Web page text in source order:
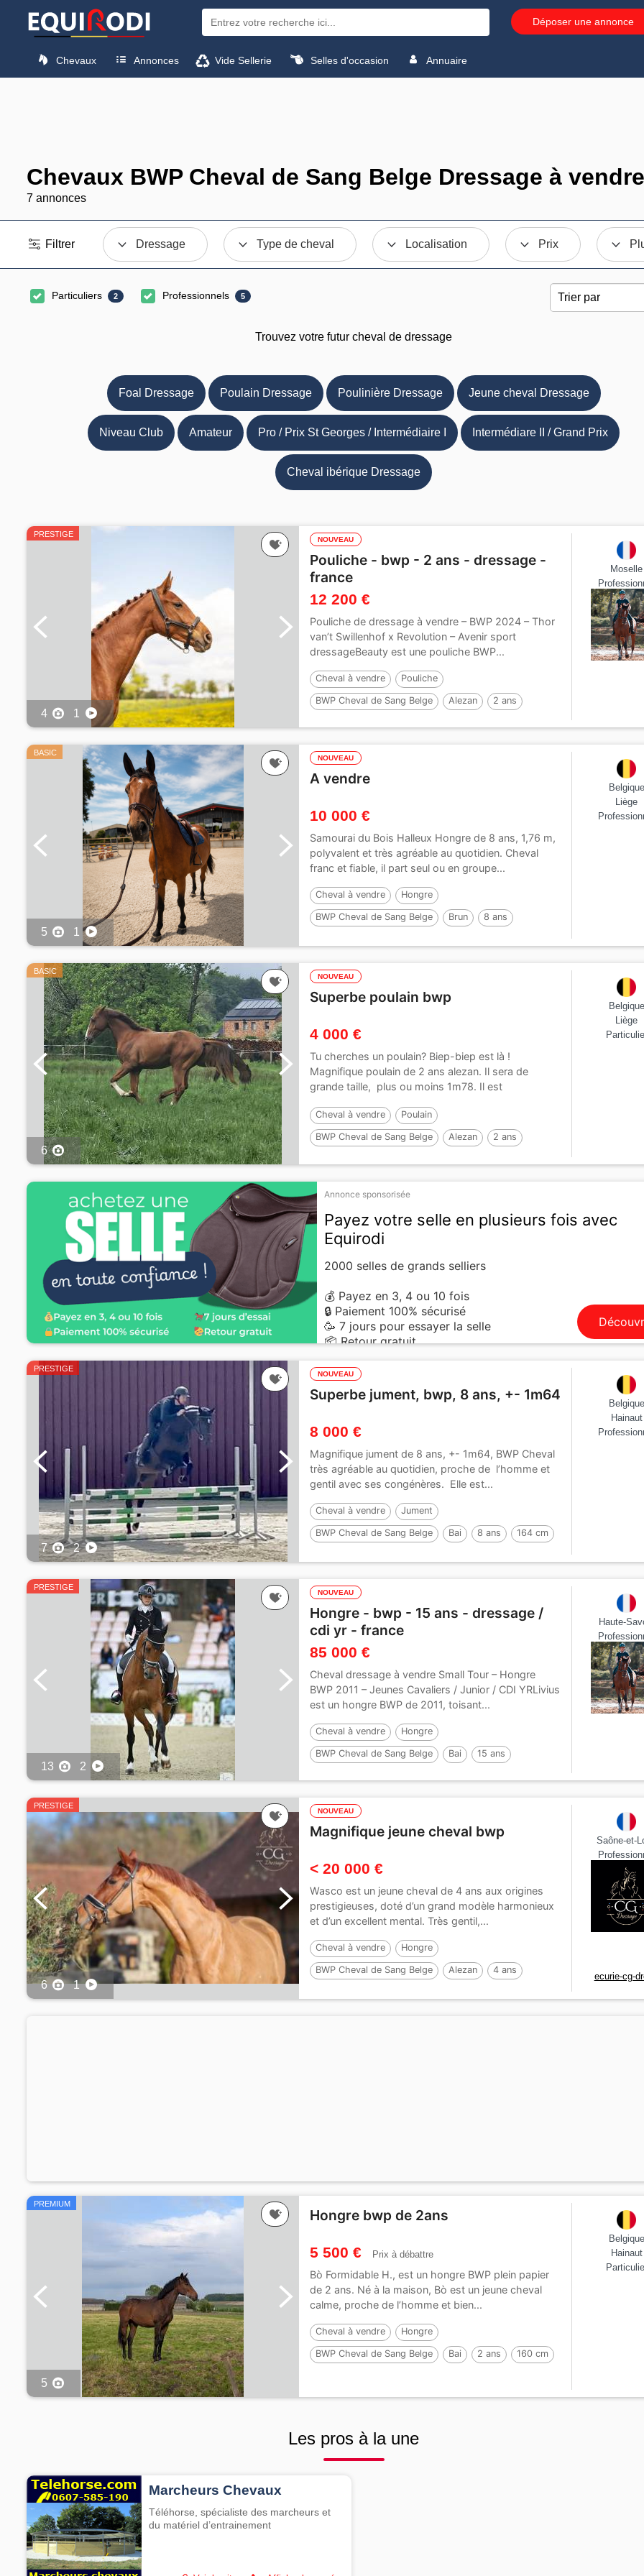
Déposer une annonce
Chevaux Annonces Vide Sellerie Selles d'occasion Annuaire
Chevaux BWP Cheval de Sang Belge Dressage à vendre
7 annonces
Filtrer Dressage Type de cheval Localisation Prix
Particuliers 2 Professionnels 5
Trouvez votre futur cheval de dressage
Foal Dressage Poulain Dressage Poulinière Dressage Jeune cheval Dressage
Niveau Club Amateur Pro / Prix St Georges / Intermédiaire I Intermédiare II / Grand Prix
Cheval ibérique Dressage
PRESTIGE
4 1
NOUVEAU
Pouliche - bwp - 2 ans - dressage -
france
12 200 €
Pouliche de dressage à vendre – BWP 2024 – Thor
van’t Swillenhof x Revolution – Avenir sport
dressage ​ Beauty est une pouliche BWP...
Cheval à vendre Pouliche
BWP Cheval de Sang Belge Alezan 2 ans
Moselle
BASIC
5 1
NOUVEAU
A vendre
10 000 €
Samourai du Bois Halleux Hongre de 8 ans, 1,76 m,
polyvalent et très agréable au quotidien. Cheval
franc et fiable, il part seul ou en groupe...
Cheval à vendre Hongre
BWP Cheval de Sang Belge Brun 8 ans
Belgique
Liège
BASIC
6
NOUVEAU
Superbe poulain bwp
4 000 €
Tu cherches un poulain? Biep-biep est là !
Magnifique poulain de 2 ans alezan. Il sera de
grande taille, plus ou moins 1m78. Il est
Cheval à vendre Poulain
BWP Cheval de Sang Belge Alezan 2 ans
Belgique
Liège
Annonce sponsorisée
Payez votre selle en plusieurs fois avec
Equirodi
2000 selles de grands selliers
💰 Payez en 3, 4 ou 10 fois
🔒 Paiement 100% sécurisé
🥳 7 jours pour essayer la selle
📦 Retour gratuit
PRESTIGE
7 2
NOUVEAU
Superbe jument, bwp, 8 ans, +- 1m64
8 000 €
Magnifique jument de 8 ans, +- 1m64, BWP Cheval
très agréable au quotidien, proche de l’homme et
gentil avec ses congénères. Elle est...
Cheval à vendre Jument
BWP Cheval de Sang Belge Bai 8 ans 164 cm
Belgique
Hainaut
PRESTIGE
13 2
NOUVEAU
Hongre - bwp - 15 ans - dressage /
cdi yr - france
85 000 €
Cheval dressage à vendre Small Tour – Hongre
BWP 2011 – Jeunes Cavaliers / Junior / CDI YR ​ Livius
est un hongre BWP de 2011, toisant...
Cheval à vendre Hongre
BWP Cheval de Sang Belge Bai 15 ans
Haute-
PRESTIGE
6 1
NOUVEAU
Magnifique jeune cheval bwp
< 20 000 €
Wasco est un jeune cheval de 4 ans aux origines
prestigieuses, doté d’un grand modèle harmonieux
et d’un excellent mental. Très gentil,...
Cheval à vendre Hongre
BWP Cheval de Sang Belge Alezan 4 ans
Saône-et-
ecurie-cg-
PREMIUM
5
Hongre bwp de 2ans
5 500 € Prix à débattre
Bò Formidable H., est un hongre BWP plein papier
de 2 ans. Né à la maison, Bò est un jeune cheval
calme, proche de l’homme et bien...
Cheval à vendre Hongre
BWP Cheval de Sang Belge Bai 2 ans 160 cm
Belgique
Hainaut
Les pros à la une
Marcheurs Chevaux
Téléhorse, spécialiste des marcheurs et
du matériel d’entrainement